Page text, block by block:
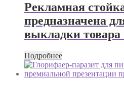
Рекламная
предназначена
выкладки товара
Подробнее